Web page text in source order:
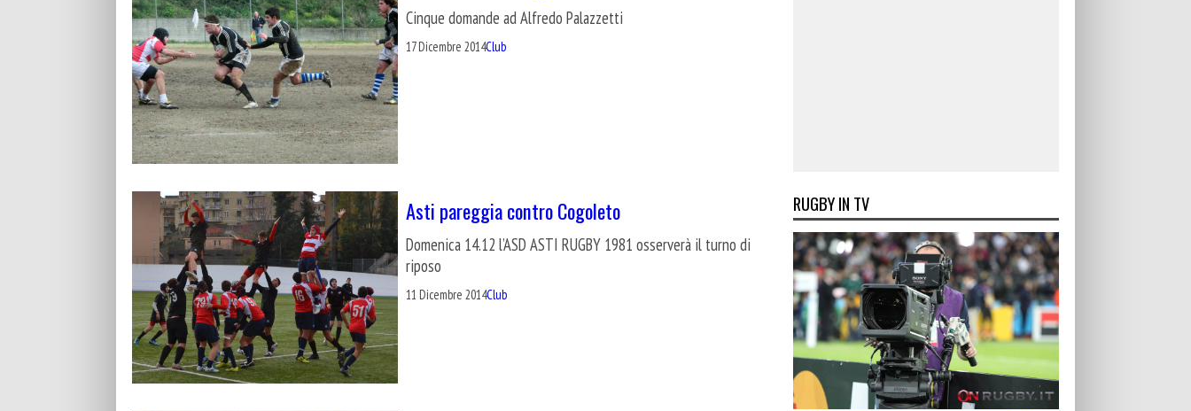
Cinque domande ad Alfredo Palazzetti
17 Dicembre 2014Club
Asti pareggia contro Cogoleto
Domenica 14.12 l’ASD ASTI RUGBY 1981 osserverà il turno di
riposo
11 Dicembre 2014Club
RUGBY IN TV